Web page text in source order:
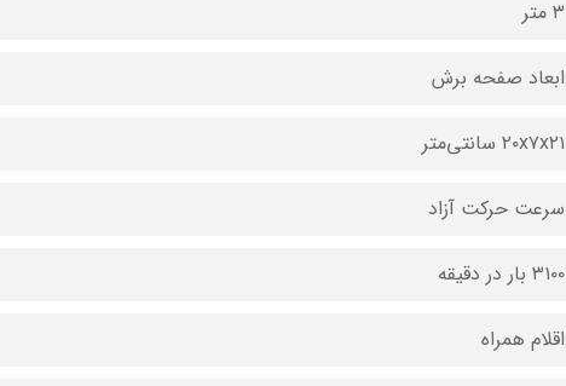
۳ متر
ابعاد صفحه برش
۲۰x۷x۲۱ سانتی‌متر
سرعت حرکت آزاد
۳۱۰۰ بار در دقیقه
اقلام همراه